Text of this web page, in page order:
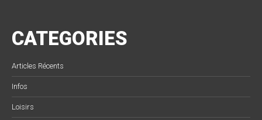
CATEGORIES
Articles Récents
Infos
Loisirs